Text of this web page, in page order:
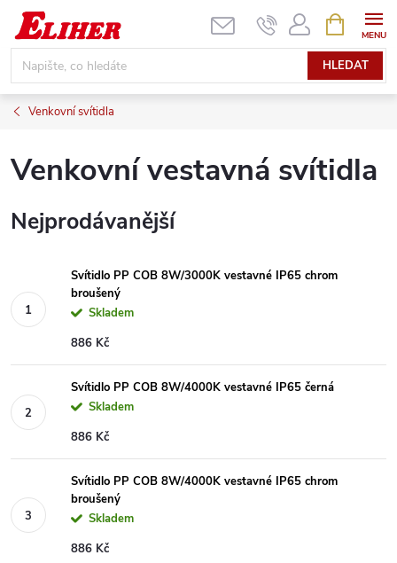
Přejít
obsah
HLEDAT
NÁKUPNÍ
KOŠÍK
Venkovní svítidla
Venkovní vestavná svítidla
Nejprodávanější
Svítidlo PP COB 8W/3000K vestavné IP65 chrom
broušený
Skladem
886 Kč
Svítidlo PP COB 8W/4000K vestavné IP65 černá
Skladem
886 Kč
Svítidlo PP COB 8W/4000K vestavné IP65 chrom
broušený
Skladem
886 Kč